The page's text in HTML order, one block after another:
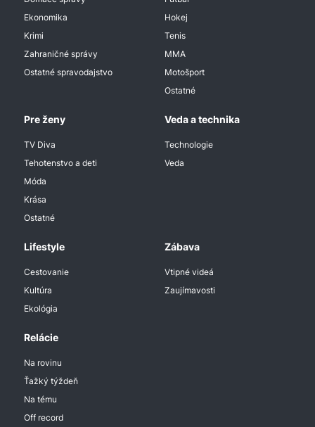
Ekonomika
Krimi
Zahraničné správy
Ostatné spravodajstvo
Hokej
Tenis
MMA
Motošport
Ostatné
Pre ženy
TV Diva
Tehotenstvo a deti
Móda
Krása
Ostatné
Veda a technika
Technologie
Veda
Lifestyle
Cestovanie
Kultúra
Ekológia
Zábava
Vtipné videá
Zaujímavosti
Relácie
Na rovinu
Ťažký týždeň
Na tému
Off record